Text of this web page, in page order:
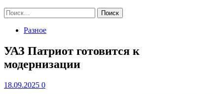
Найти:
Разное
УАЗ Патриот готовится к
модернизации
18.09.2025 0